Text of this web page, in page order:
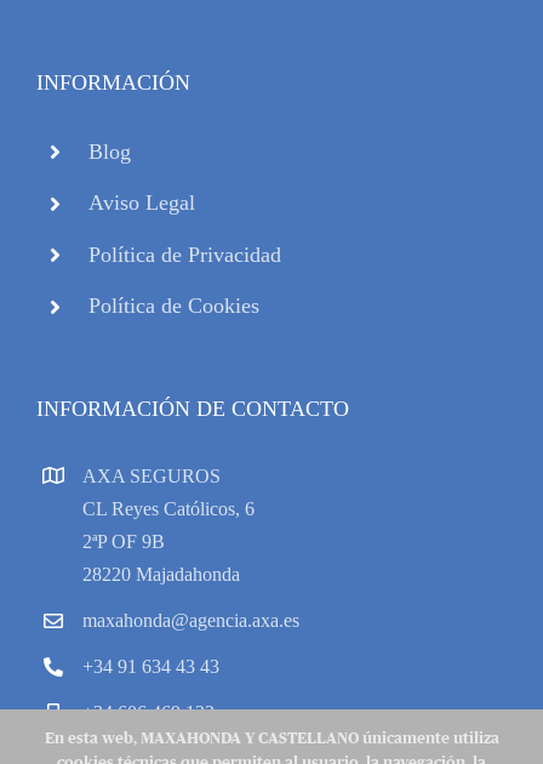
INFORMACIÓN
Blog
Aviso Legal
Política de Privacidad
Política de Cookies
INFORMACIÓN DE CONTACTO
AXA SEGUROS
CL Reyes Católicos, 6
2ªP OF 9B
28220 Majadahonda
maxahonda@agencia.axa.es
+34 91 634 43 43
+34 606 469 133
En esta web, MAXAHONDA Y CASTELLANO únicamente utiliza